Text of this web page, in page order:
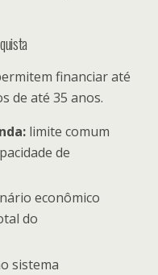
financiar até
de até 35 anos.
limite comum
de
econômico
do
sistema